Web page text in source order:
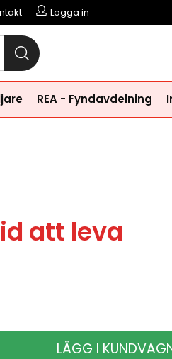
Logga in
REA - Fyndavdelning
att leva
LÄGG I